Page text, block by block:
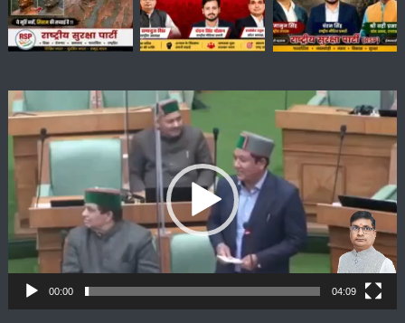
Video
Player
00:00 04:09